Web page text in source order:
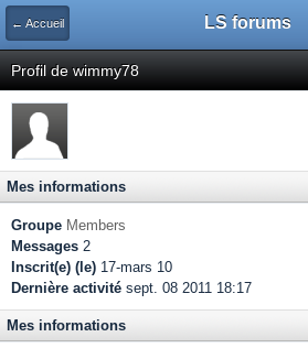
← Accueil LS forums
Profil de wimmy78
Mes informations
Groupe Members
Messages 2
Inscrit(e) (le) 17-mars 10
Dernière activité sept. 08 2011 18:17
Mes informations